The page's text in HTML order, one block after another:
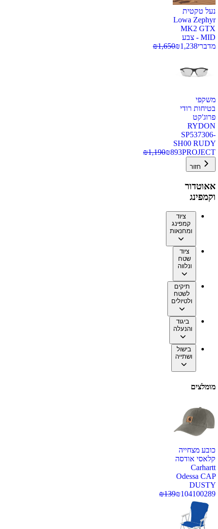
נעל טקטית
Lowa Zephyr
MK2 GTX
MID - צבע
מדברי
₪1,238
₪1,650
משקפי
בטיחות רודי
פרוג'קט
RYDON
SP537306-
SH00 RUDY
PROJECT
₪893
₪1,190
חזור
אאוטדור
וקמפינג
ציוד
קמפינג
ומחנאות
ציוד
שטח
ונלווה
תיקים
לשטח
ולטיולים
ביגוד
והנעלה
בישול
ושתייה
מומלצים
כובע מצחייה
קלאסי אודסה
Carhartt
Odessa CAP
DUSTY
100289
₪104
₪139